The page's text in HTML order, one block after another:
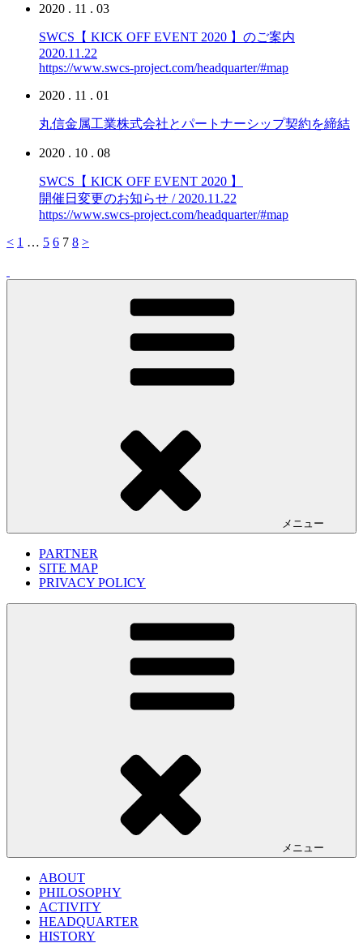
2020 . 11 . 03
SWCS【 KICK OFF EVENT 2020 】のご案内
2020.11.22
https://www.swcs-project.com/headquarter/#map
2020 . 11 . 01
丸信金属工業株式会社とパートナーシップ契約を締結
2020 . 10 . 08
SWCS【 KICK OFF EVENT 2020 】
開催日変更のお知らせ / 2020.11.22
https://www.swcs-project.com/headquarter/#map
< 1 … 5 6 7 8 >
メニュー
PARTNER
SITE MAP
PRIVACY POLICY
メニュー
ABOUT
PHILOSOPHY
ACTIVITY
HEADQUARTER
HISTORY